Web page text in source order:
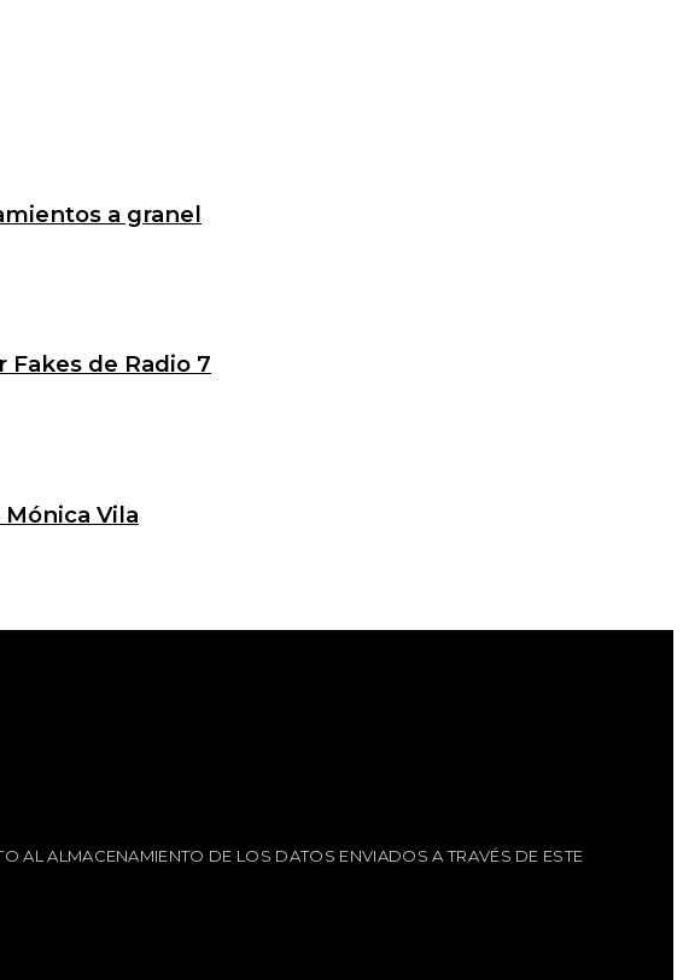
a granel
de Radio 7
Vila
AL ALMACENAMIENTO DE LOS DATOS ENVIADOS A TRAVÉS DE ESTE